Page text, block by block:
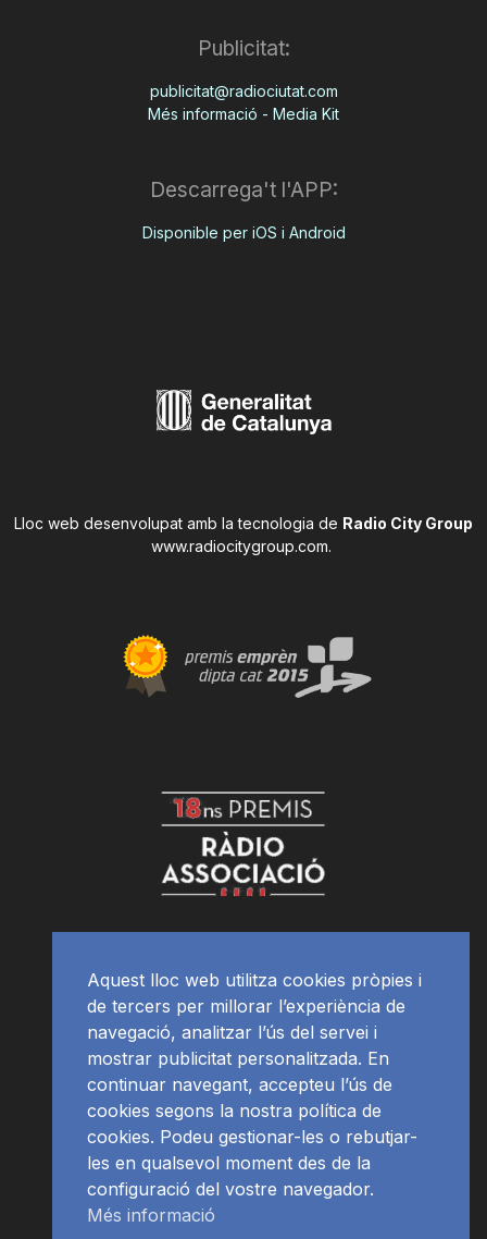
Publicitat:
publicitat@radiociutat.com
Més informació - Media Kit
Descarrega't l'APP:
Disponible per iOS i Android
Lloc web desenvolupat amb la tecnologia de Radio City Group
www.radiocitygroup.com.
Aquest lloc web utilitza cookies pròpies i
de tercers per millorar l’experiència de
navegació, analitzar l’ús del servei i
mostrar publicitat personalitzada. En
continuar navegant, accepteu l’ús de
cookies segons la nostra política de
cookies. Podeu gestionar-les o rebutjar-
les en qualsevol moment des de la
configuració del vostre navegador.
Més informació